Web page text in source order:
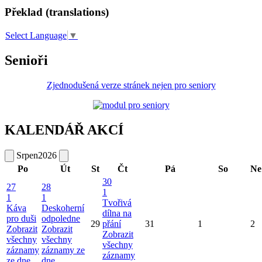
Překlad (translations)
Select Language ▼
Senioři
Zjednodušená verze stránek nejen pro seniory
KALENDÁŘ AKCÍ
Srpen2026
Po
Út St Čt Pá So
Ne
27
1
Káva
pro duši
Zobrazit
všechny
záznamy
28
1
Deskoherní
odpoledne
Zobrazit
všechny
záznamy ze
29
30
1
Tvořivá
dílna na
přání
Zobrazit
všechny
záznamy
31 1 2